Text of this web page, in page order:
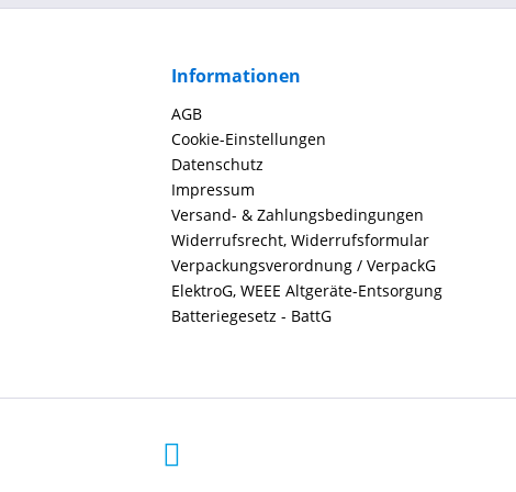
Informationen
AGB
Cookie-Einstellungen
Datenschutz
Impressum
Versand- & Zahlungsbedingungen
Widerrufsrecht, Widerrufsformular
Verpackungsverordnung / VerpackG
ElektroG, WEEE Altgeräte-Entsorgung
Batteriegesetz - BattG